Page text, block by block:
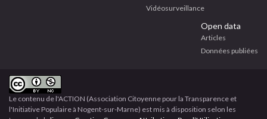
Vidéosurveillance
Open data
Articles
Données publiées
Le contenu de l'ACTION (Association Citoyenne pour la Transparence et
l'Initiative Populaire à Nogent-sur-Marne) est mis à disposition selon les